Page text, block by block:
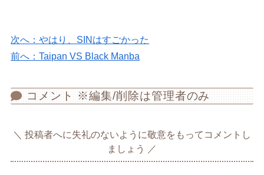
次へ：やはり、SINはすごかった
前へ：Taipan VS Black Manba
コメント ※編集/削除は管理者のみ
投稿者へに失礼のないように敬意をもってコメントし
ましょう